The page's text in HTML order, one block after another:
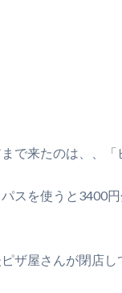
で来たのは、、「
スを使うと3400
ザ屋さんが閉店し